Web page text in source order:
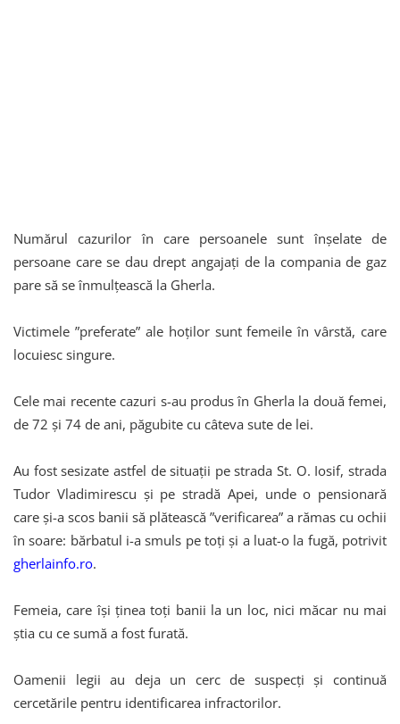
Numărul cazurilor în care persoanele sunt înșelate de
persoane care se dau drept angajați de la compania de gaz
pare să se înmulțească la Gherla.
Victimele ”preferate” ale hoților sunt femeile în vârstă, care
locuiesc singure.
Cele mai recente cazuri s-au produs în Gherla la două femei,
de 72 şi 74 de ani, păgubite cu câteva sute de lei.
Au fost sesizate astfel de situaţii pe strada St. O. Iosif, strada
Tudor Vladimirescu şi pe stradă Apei, unde o pensionară
care şi-a scos banii să plătească ”verificarea” a rămas cu ochii
în soare: bărbatul i-a smuls pe toţi şi a luat-o la fugă, potrivit
gherlainfo.ro.
Femeia, care îşi ţinea toţi banii la un loc, nici măcar nu mai
ştia cu ce sumă a fost furată.
Oamenii legii au deja un cerc de suspecți și continuă
cercetările pentru identificarea infractorilor.